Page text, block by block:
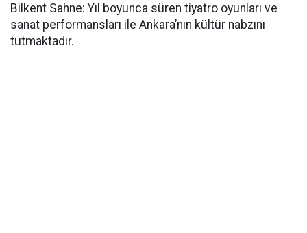
Bilkent Sahne: Yıl boyunca süren tiyatro oyunları ve
sanat performansları ile Ankara’nın kültür nabzını
tutmaktadır.